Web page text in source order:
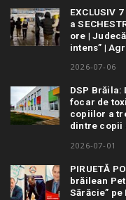
EXCLUSIV
a
ore |
intens” |
2026-07-06
DSP Brăila:
focar de
copiilor a
dintre copii
2026-07-01
PIRUETĂ
brăilean
Sărăcie”